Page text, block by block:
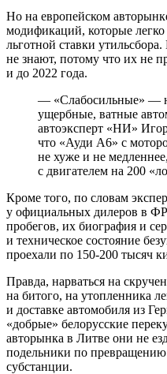
Но на европейском
модификаций, которые
льготной ставки
не знают, потому что их не
и до 2022 года.
— «Слабосильные» —
ущербные, ватные
автоэксперт «НИ»
что «Ауди А6» с
не хуже и не
с двигателем на 200
Кроме того, по словам
у официальных дилеров в
пробегов, их биография и
и техническое состояние
проехали по 150-200 тысяч
Правда, нарваться на
на битого, на утопленника
и доставке автомобиля из
«добрые» белорусские
авторынка в Литве они не
подельники по
субстанции.